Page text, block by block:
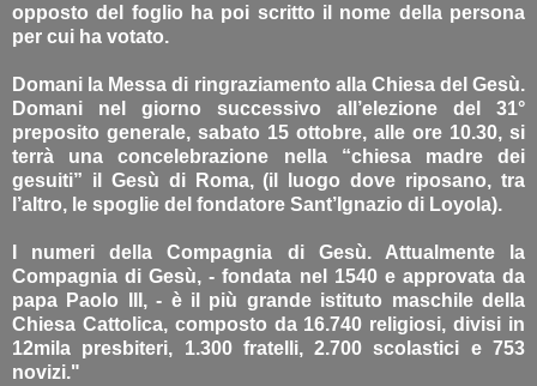
opposto del foglio ha poi scritto il nome della persona
per cui ha votato.
Domani la Messa di ringraziamento alla Chiesa del Gesù.
Domani nel giorno successivo all’elezione del 31°
preposito generale, sabato 15 ottobre, alle ore 10.30, si
terrà una concelebrazione nella “chiesa madre dei
gesuiti” il Gesù di Roma, (il luogo dove riposano, tra
l’altro, le spoglie del fondatore Sant’Ignazio di Loyola).
I numeri della Compagnia di Gesù. Attualmente la
Compagnia di Gesù, - fondata nel 1540 e approvata da
papa Paolo III, - è il più grande istituto maschile della
Chiesa Cattolica, composto da 16.740 religiosi, divisi in
12mila presbiteri, 1.300 fratelli, 2.700 scolastici e 753
novizi."